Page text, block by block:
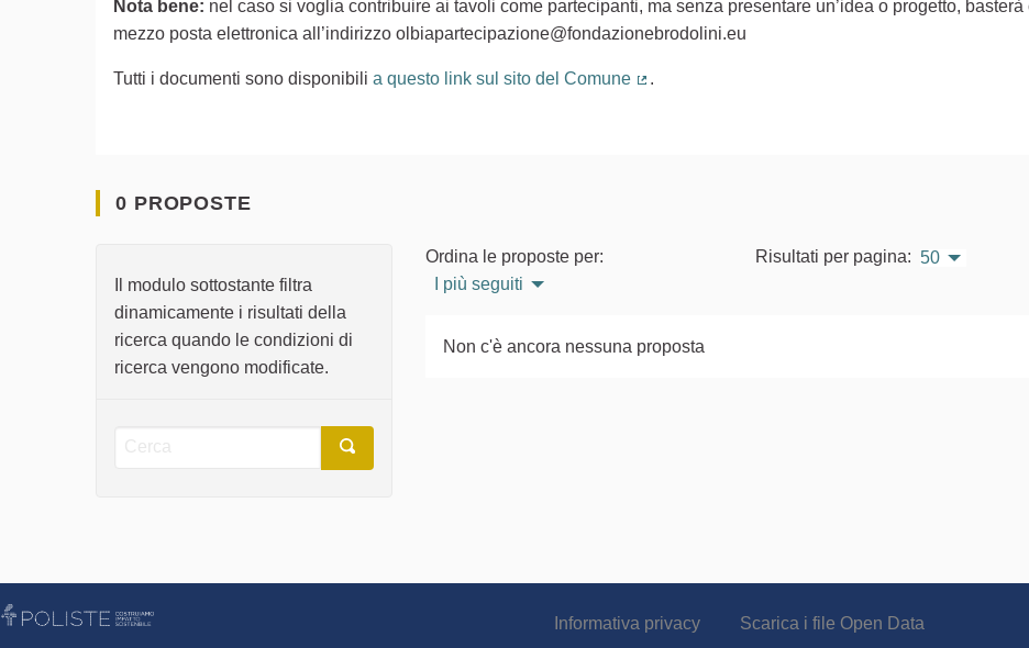
Nota bene: nel caso si voglia contribuire ai tavoli come partecipanti, ma senza presentare un’idea o progetto,
mezzo posta elettronica all’indirizzo olbiapartecipazione@fondazionebrodolini.eu
Tutti i documenti sono disponibili a questo link sul sito del Comune
.
0 PROPOSTE
Il modulo sottostante filtra
dinamicamente i risultati della
ricerca quando le condizioni di
ricerca vengono modificate.
Ordina le proposte per:
I più seguiti
Risultati per pagina: 50
Non c'è ancora nessuna proposta
Informativa privacy Scarica i file Open Data